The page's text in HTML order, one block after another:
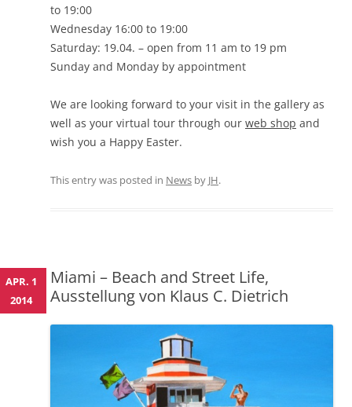
to 19:00
Wednesday 16:00 to 19:00
Saturday: 19.04. – open from 11 am to 19 pm
Sunday and Monday by appointment
We are looking forward to your visit in the gallery as
well as your virtual tour through our web shop and
wish you a Happy Easter.
This entry was posted in News by JH.
Miami – Beach and Street Life,
Ausstellung von Klaus C. Dietrich
APR. 1
2014